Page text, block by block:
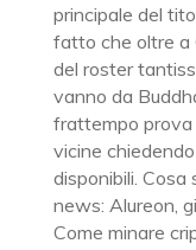
principale del
fatto che oltre a
del roster
vanno da
frattempo
vicine
disponibili.
news: Alureon,
Come minare